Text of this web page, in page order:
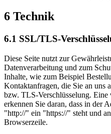
6 Technik
6.1 SSL/TLS-
Diese Seite nutzt zur
Datenverarbeitung und zum
Inhalte, wie zum Beispiel
Kontaktanfragen, die Sie an uns
bzw. TLS-Verschlüsselung. Eine
erkennen Sie daran, dass in der
"http://" ein "https://" steht und
Browserzeile.